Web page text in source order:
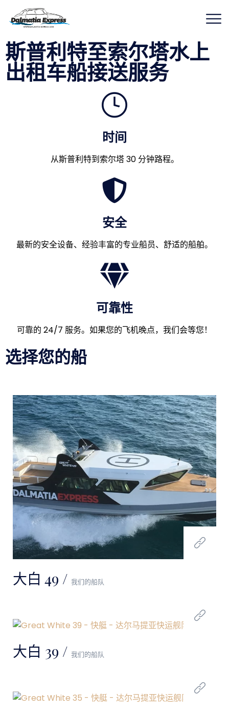
斯普利特至索尔塔水上
出租车船接送服务
时间
从斯普利特到索尔塔 30 分钟路程。
安全
最新的安全设备、经验丰富的专业船员、舒适的船舶。
可靠性​
可靠的 24/7 服务。如果您的飞机晚点，我们会等您！
选择您的船
大白 49 / 我们的船队
大白 39 / 我们的船队